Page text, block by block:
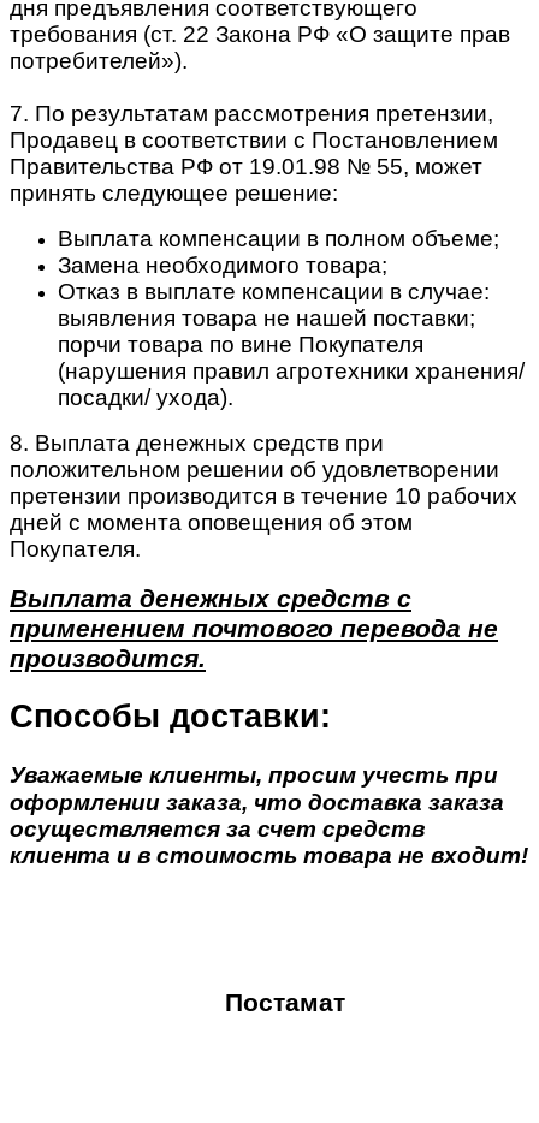
дня предъявления соответствующего
требования (ст. 22 Закона РФ «О защите прав
потребителей»).
7. По результатам рассмотрения претензии,
Продавец в соответствии с Постановлением
Правительства РФ от 19.01.98 № 55, может
принять следующее решение:
Выплата компенсации в полном объеме;
Замена необходимого товара;
Отказ в выплате компенсации в случае:
выявления товара не нашей поставки;
порчи товара по вине Покупателя
(нарушения правил агротехники хранения/
посадки/ ухода).
8. Выплата денежных средств при
положительном решении об удовлетворении
претензии производится в течение 10 рабочих
дней с момента оповещения об этом
Покупателя.
Выплата денежных средств с
применением почтового перевода не
производится.
Способы доставки:
Уважаемые клиенты, просим учесть при
оформлении заказа, что доставка заказа
осуществляется за счет средств
клиента и в стоимость товара не входит!
Постамат